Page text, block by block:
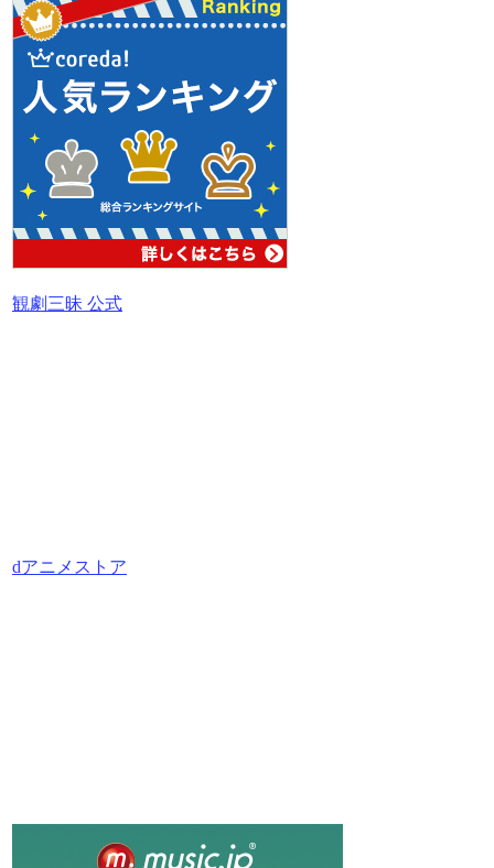
観劇三昧 公式
dアニメストア